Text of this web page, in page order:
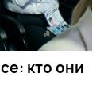
кто они